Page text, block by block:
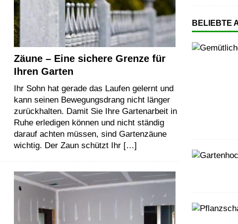
Zäune – Eine sichere Grenze für
Ihren Garten
Ihr Sohn hat gerade das Laufen gelernt und
kann seinen Bewegungsdrang nicht länger
zurückhalten. Damit Sie Ihre Gartenarbeit in
Ruhe erledigen können und nicht ständig
darauf achten müssen, sind Gartenzäune
wichtig. Der Zaun schützt Ihr […]
BELIEBTE